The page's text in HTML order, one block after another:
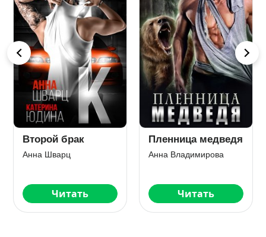
Взаперти с
Альфами
Читать
Огромный. Злой.
Зеленый
Читать